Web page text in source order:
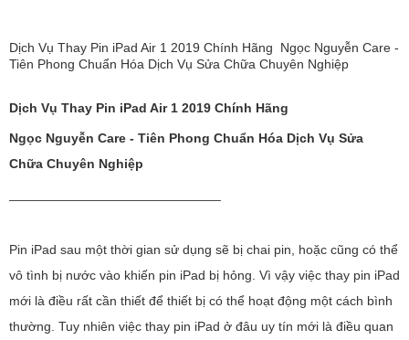
Dịch Vụ Thay Pin iPad Air 1 2019 Chính Hãng Ngọc Nguyễn Care -
Tiên Phong Chuẩn Hóa Dịch Vụ Sửa Chữa Chuyên Nghiệp
Dịch Vụ Thay Pin iPad Air 1 2019 Chính Hãng
Ngọc Nguyễn Care - Tiên Phong Chuẩn Hóa Dịch Vụ Sửa
Chữa Chuyên Nghiệp
Pin iPad sau một thời gian sử dụng sẽ bị chai pin, hoặc cũng có thể
vô tình bị nước vào khiến pin iPad bị hỏng. Vì vậy việc thay pin iPad
mới là điều rất cần thiết để thiết bị có thể hoạt động một cách bình
thường. Tuy nhiên việc thay pin iPad ở đâu uy tín mới là điều quan